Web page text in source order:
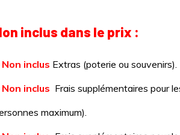
inclus dans le prix :
Non inclus Extras (poterie ou souvenirs).
Non inclus Frais supplémentaires pour
maximum).